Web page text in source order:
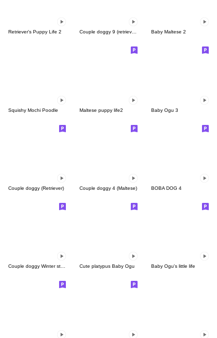
Retriever's Puppy Life 2 Couple doggy 9 (retriever) Baby Maltese 2
Squishy Mochi Poodle Maltese puppy life2 Baby Ogu 3
Couple doggy (Retriever) Couple doggy 4 (Maltese) BOBA DOG 4
Couple doggy Winter story Cute platypus Baby Ogu Baby Ogu's little life